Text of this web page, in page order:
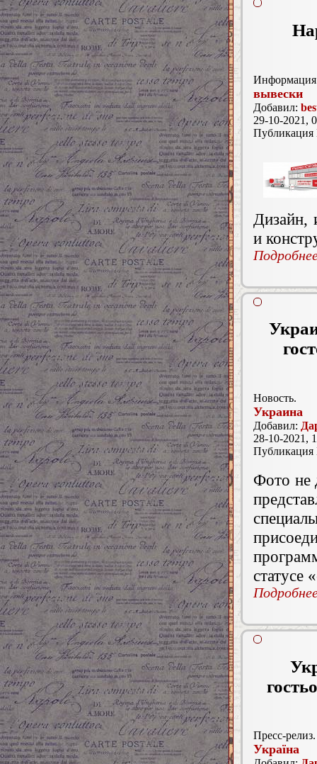
Информация
вывески
Добавил:
29-10-2021,
Дизайн,
и
Новость.
Украина
Добавил:
28-10-2021,
Фото не
статусе
Пресс-релиз.
Україна